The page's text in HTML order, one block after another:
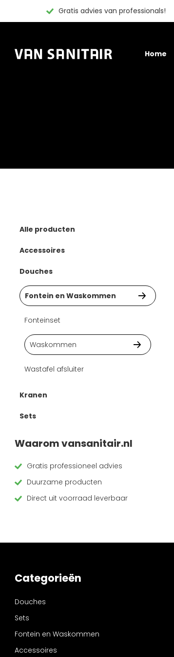
Gratis advies van professionals!
Home
Alle producten
Accessoires
Bad
Douche
Toilet
Douches
Handdouches
Hoofddouches
Fontein en Waskommen
Fonteinset
Waskommen
Wastafel afsluiter
Kranen
Sensor kranen
Wastafel/waskom kranen
Sets
Handdoucheset
Waarom vansanitair.nl
Gratis professioneel advies
Duurzame producten
Direct uit voorraad leverbaar
Categorieën
Douches
Sets
Fontein en Waskommen
Accessoires